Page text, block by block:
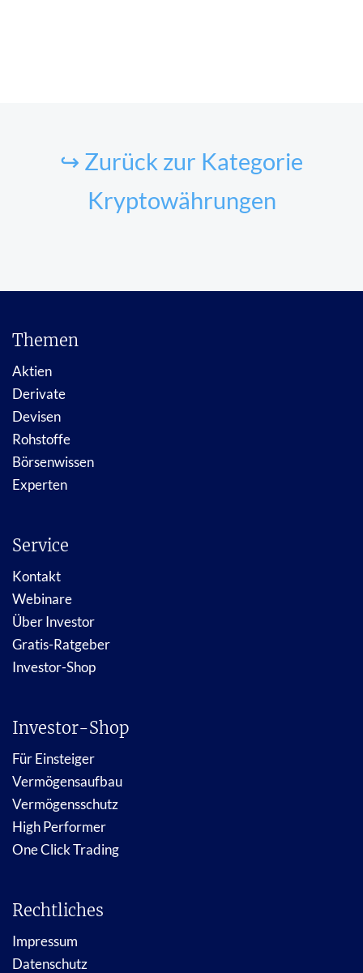
↪ Zurück zur Kategorie
Kryptowährungen
Themen
Aktien
Derivate
Devisen
Rohstoffe
Börsenwissen
Experten
Service
Kontakt
Webinare
Über Investor
Gratis-Ratgeber
Investor-Shop
Investor-Shop
Für Einsteiger
Vermögensaufbau
Vermögensschutz
High Performer
One Click Trading
Rechtliches
Impressum
Datenschutz